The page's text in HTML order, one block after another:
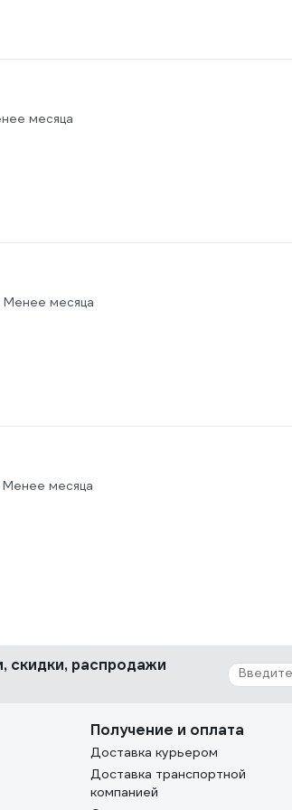
месяца
Менее месяца
Менее месяца
скидки, распродажи
Получение и оплата
Доставка курьером
Доставка транспортной
компанией